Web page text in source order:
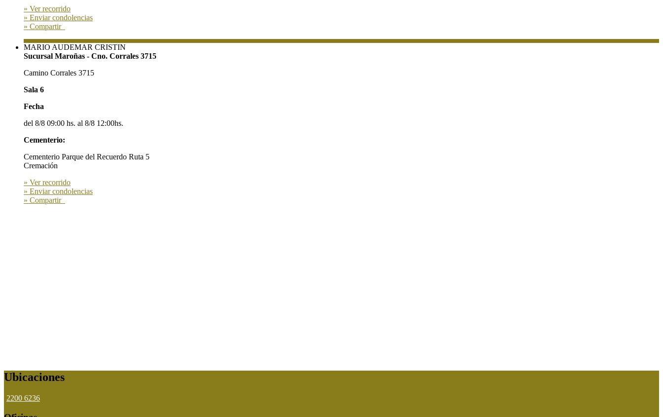
» Ver recorrido
» Enviar condolencias
» Compartir
MARIO AUDEMAR CRISTIN
Sucursal Maroñas - Cno. Corrales 3715
Camino Corrales 3715
Sala 6
Fecha
del 8/8 09:00 hs. al 8/8 12:00hs.
Cementerio:
Cementerio Parque del Recuerdo Ruta 5
Cremación
» Ver recorrido
» Enviar condolencias
» Compartir
Ubicaciones
2200 6236